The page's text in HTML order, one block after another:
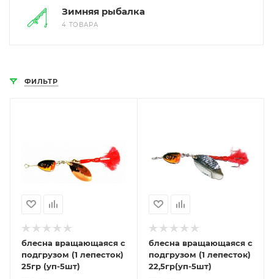
Зимняя рыбалка
4 ТОВАРА
ФИЛЬТР
блесна вращающаяся с
подгрузом (1 лепесток)
25гр (уп-5шт)
блесна вращающаяся с
подгрузом (1 лепесток)
22,5гр(уп-5шт)